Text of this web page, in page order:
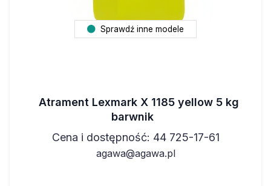
Sprawdź inne modele
Atrament Lexmark X 1185 yellow 5 kg
barwnik
Cena i dostępność: 44 725-17-61
agawa@agawa.pl